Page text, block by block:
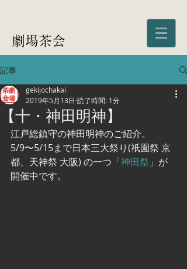
劇場茶会
記事
【十・神田明神】
gekijochakai
2019年5月13日 読了時間: 1分
江戸総鎮守の神田明神のご紹介。
5/9〜5/15まで日本三大祭り(祇園祭 京
都、天神祭 大阪) の一つ「神田祭 」が
開催中です。